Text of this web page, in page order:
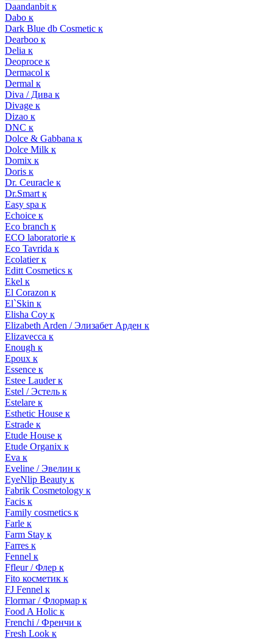
Daandanbit к
Dabo к
Dark Blue db Cosmetic к
Dearboo к
Delia к
Deoproce к
Dermacol к
Dermal к
Diva / Дива к
Divage к
Dizao к
DNC к
Dolce & Gabbana к
Dolce Milk к
Domix к
Doris к
Dr. Ceuracle к
Dr.Smart к
Easy spa к
Echoice к
Eco branch к
ECO laboratorie к
Eco Tavrida к
Ecolatier к
Editt Cosmetics к
Ekel к
El Corazon к
El`Skin к
Elisha Coy к
Elizabeth Arden / Элизабет Арден к
Elizavecca к
Enough к
Epoux к
Essence к
Estee Lauder к
Estel / Эстель к
Estelare к
Esthetic House к
Estrade к
Etude House к
Etude Organix к
Eva к
Eveline / Эвелин к
EyeNlip Beauty к
Fabrik Cosmetology к
Facis к
Family cosmetics к
Farle к
Farm Stay к
Farres к
Fennel к
Ffleur / Флер к
Fito косметик к
FJ Fennel к
Flormar / Флормар к
Food A Holic к
Frenchi / Френчи к
Fresh Look к